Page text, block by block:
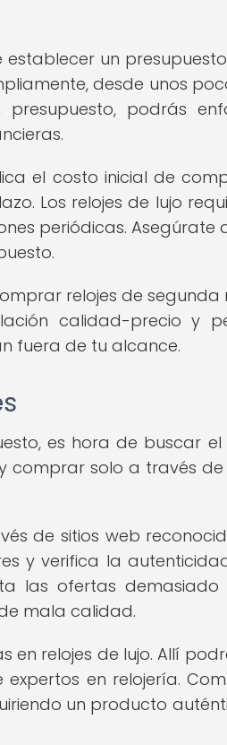
establecer un
desde unos
podrás
el costo inicial de
Los relojes de lujo
periódicas. Asegúrate
relojes de segunda
calidad-precio y
fuera de tu alcance.
es hora de buscar el
comprar solo a través
de sitios web
y verifica la
las ofertas demasiado
mala calidad.
en relojes de lujo. Allí
en relojería.
un producto